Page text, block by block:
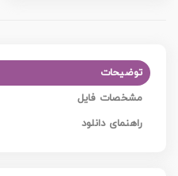
توضیحات
مشخصات فایل
راهنمای دانلود